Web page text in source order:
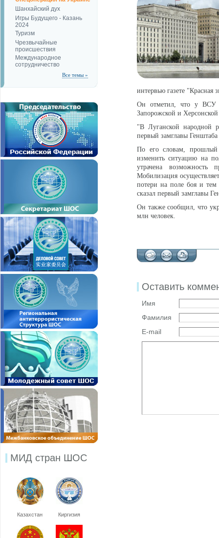
Шанхайский дух
Игры Будущего - Казань
2024
Туризм
Чрезвычайные
происшествия
Международное
сотрудничество
Все темы »
МИД стран ШОС
Казахстан Киргизия
интервью газете "Красная
Он отметил, что у ВСУ
Запорожской и Херсонской
"В Луганской народной
первый замглавы
По его словам,
изменить ситуацию на
утрачена возможность
Мобилизация
потери на поле боя и тем
сказал первый замглавы
Он также сообщил, что
млн человек.
Оставить
Имя
Фамилия
E-mail